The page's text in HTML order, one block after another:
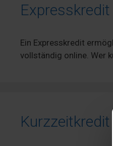
Ein Expresskredit
vollständig online. Wer